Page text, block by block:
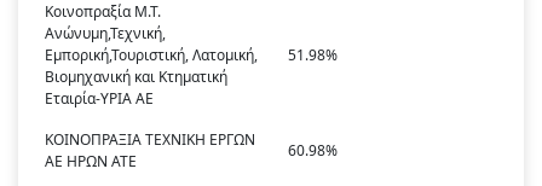
Κοινοπραξία Μ.Τ.
Ανώνυμη,Τεχνική,
Εμπορική,Τουριστική, Λατομική,
Βιομηχανική και Κτηματική
Εταιρία-ΥΡΙΑ ΑΕ
51.98%
ΚΟΙΝΟΠΡΑΞΙΑ ΤΕΧΝΙΚΗ ΕΡΓΩΝ
ΑΕ ΗΡΩΝ ΑΤΕ
60.98%